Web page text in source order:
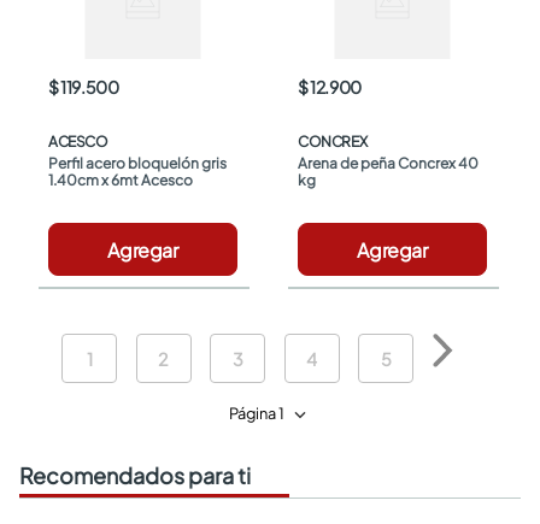
$ 119.500
ACESCO
Perfil acero bloquelón gris
1.40cm x 6mt Acesco
Agregar
$ 12.900
CONCREX
Arena de peña Concrex 40
kg
Agregar
1 2 3 4 5
Página 1
Recomendados para ti